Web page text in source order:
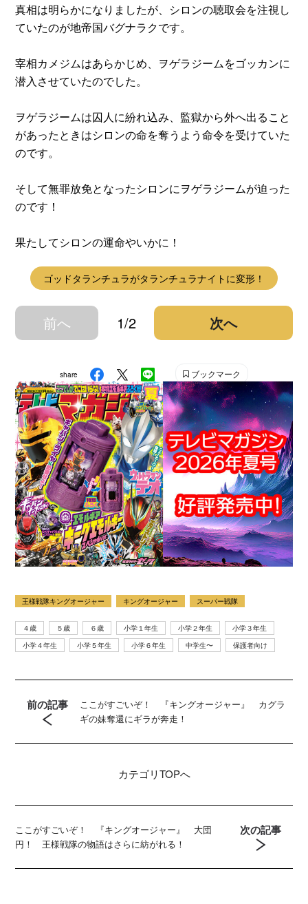
真相は明らかになりましたが、シロンの聴取会を注視し
ていたのが地帝国バグナラクです。
宰相カメジムはあらかじめ、ヲゲラジームをゴッカンに
潜入させていたのでした。
ヲゲラジームは囚人に紛れ込み、監獄から外へ出ること
があったときはシロンの命を奪うよう命令を受けていた
のです。
そして無罪放免となったシロンにヲゲラジームが迫った
のです！
果たしてシロンの運命やいかに！
ゴッドタランチュラがタランチュラナイトに変形！
前へ 1/2 次へ
share ブックマーク
王様戦隊キングオージャー キングオージャー スーパー戦隊
４歳 ５歳 ６歳 小学１年生 小学２年生
小学３年生
小学４年生
小学５年生 小学６年生 中学生〜 保護者向け
前の記事
ここがすごいぞ！ 『キングオージャー』 カグラ
ギの妹奪還にギラが奔走！
カテゴリTOPへ
ここがすごいぞ！ 『キングオージャー』 大団
円！ 王様戦隊の物語はさらに紡がれる！
次の記事